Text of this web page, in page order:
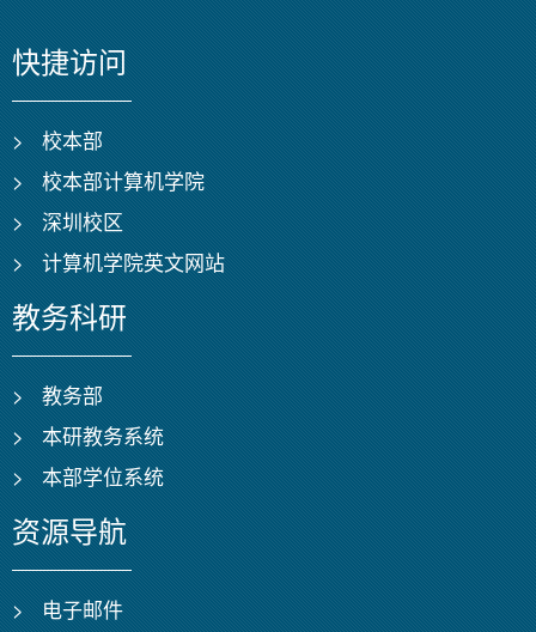
快捷访问
> 校本部
> 校本部计算机学院
> 深圳校区
> 计算机学院英文网站
教务科研
> 教务部
> 本研教务系统
> 本部学位系统
资源导航
> 电子邮件